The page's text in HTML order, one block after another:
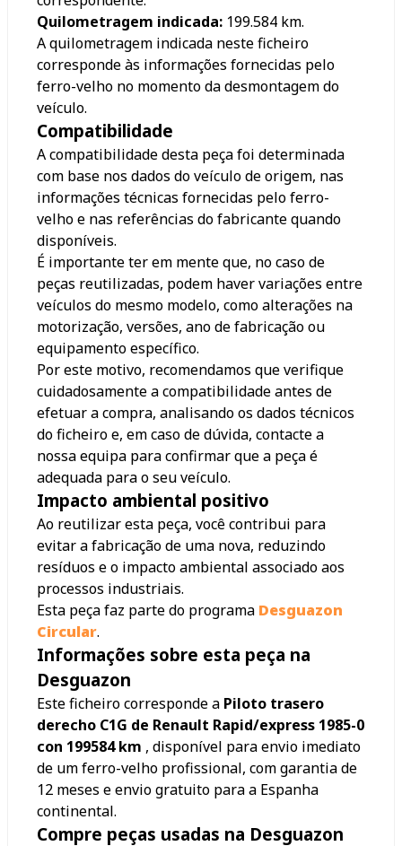
Quilometragem indicada: 199.584 km.
A quilometragem indicada neste ficheiro
corresponde às informações fornecidas pelo
ferro-velho no momento da desmontagem do
veículo.
Compatibilidade
A compatibilidade desta peça foi determinada
com base nos dados do veículo de origem, nas
informações técnicas fornecidas pelo ferro-
velho e nas referências do fabricante quando
disponíveis.
É importante ter em mente que, no caso de
peças reutilizadas, podem haver variações entre
veículos do mesmo modelo, como alterações na
motorização, versões, ano de fabricação ou
equipamento específico.
Por este motivo, recomendamos que verifique
cuidadosamente a compatibilidade antes de
efetuar a compra, analisando os dados técnicos
do ficheiro e, em caso de dúvida, contacte a
nossa equipa para confirmar que a peça é
adequada para o seu veículo.
Impacto ambiental positivo
Ao reutilizar esta peça, você contribui para
evitar a fabricação de uma nova, reduzindo
resíduos e o impacto ambiental associado aos
processos industriais.
Esta peça faz parte do programa Desguazon
Circular.
Informações sobre esta peça na
Desguazon
Este ficheiro corresponde a Piloto trasero
derecho C1G de Renault Rapid/express 1985-0
con 199584 km , disponível para envio imediato
de um ferro-velho profissional, com garantia de
12 meses e envio gratuito para a Espanha
continental.
Compre peças usadas na Desguazon